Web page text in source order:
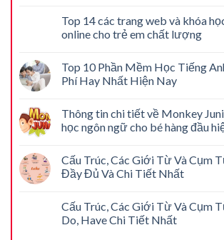
Top 14 các trang web và khóa
online cho trẻ em chất lượng
Top 10 Phần Mềm Học Tiếng
Phí Hay Nhất Hiện Nay
Thông tin chi tiết về Monkey
học ngôn ngữ cho bé hàng đầu
Cấu Trúc, Các Giới Từ Và Cụm
Đầy Đủ Và Chi Tiết Nhất
Cấu Trúc, Các Giới Từ Và Cụm
Do, Have Chi Tiết Nhất